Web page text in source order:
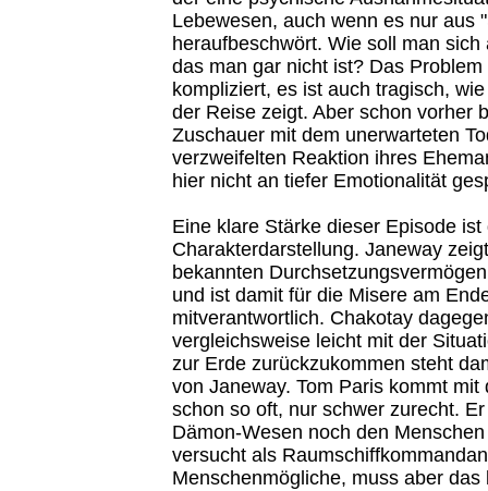
Lebewesen, auch wenn es nur aus
heraufbeschwört. Wie soll man
das man gar nicht ist? Das
kompliziert, es ist auch tragisch,
der Reise zeigt. Aber schon vorher
Zuschauer mit dem unerwarteten
verzweifelten Reaktion ihres
hier nicht an tiefer Emotionalität
Eine klare Stärke dieser Episode
Charakterdarstellung. Janeway
bekannten
und ist damit für die Misere am
mitverantwortlich. Chakotay
vergleichsweise leicht mit der
zur Erde zurückzukommen steht
von Janeway. Tom Paris kommt mit
schon so oft, nur schwer zurecht.
Dämon-Wesen noch den
versucht als
Menschenmögliche, muss aber